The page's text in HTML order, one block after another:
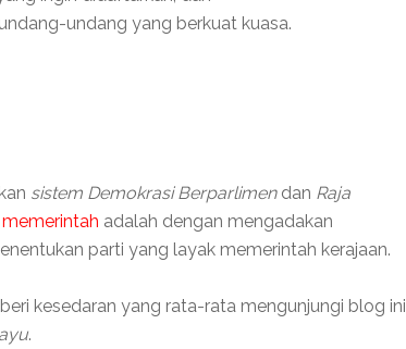
undang yang berkuat kuasa.
sistem Demokrasi Berparlimendan Raja
adalah dengan mengadakan
parti yang layak memerintah kerajaan.
kesedaran yang rata-rata mengunjungi blog ini
.